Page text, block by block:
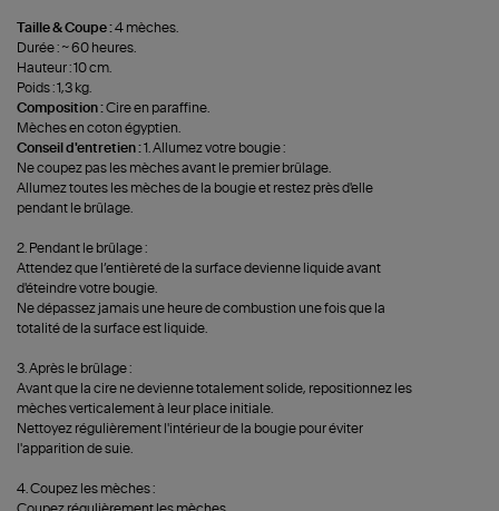
Taille & Coupe :4 mèches.
Durée : ~ 60 heures.
Hauteur : 10 cm.
Poids : 1,3 kg.
Composition :Cire en paraffine.
Mèches en coton égyptien.
Conseil d'entretien :1. Allumez votre bougie :
Ne coupez pas les mèches avant le premier brûlage.
Allumez toutes les mèches de la bougie et restez près d'elle
pendant le brûlage.
2. Pendant le brûlage :
Attendez que l’entièreté de la surface devienne liquide avant
d'éteindre votre bougie.
Ne dépassez jamais une heure de combustion une fois que la
totalité de la surface est liquide.
3. Après le brûlage :
Avant que la cire ne devienne totalement solide, repositionnez les
mèches verticalement à leur place initiale.
Nettoyez régulièrement l'intérieur de la bougie pour éviter
l'apparition de suie.
4. Coupez les mèches :